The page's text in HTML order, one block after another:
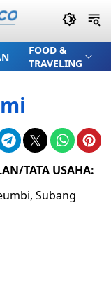
FOOD &
TRAVELING
TATA USAHA:
Subang